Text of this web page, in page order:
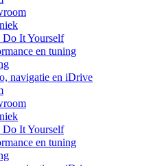
It Yourself
en tuning
navigatie en iDrive
It Yourself
en tuning